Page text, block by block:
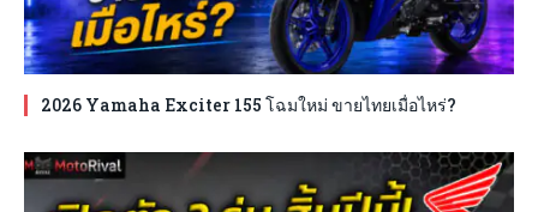
2026 Yamaha Exciter 155 โฉมใหม่ ขายไทยเมื่อไหร่?